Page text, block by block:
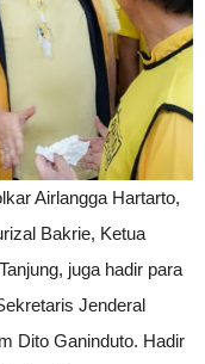
Airlangga Hartarto,
Bakrie, Ketua
juga hadir para
Jenderal
Dito Ganinduto. Hadir